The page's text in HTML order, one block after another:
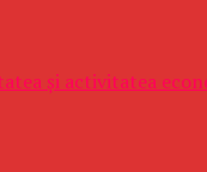
și activitatea